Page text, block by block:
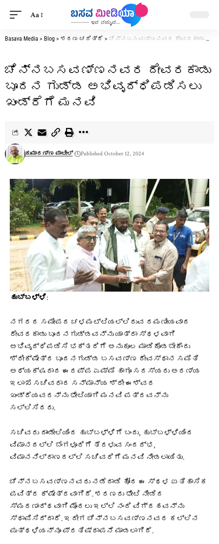
Aa
Basava Media > Blog > ಶರಣ ಚರಿತ್ರೆ > ಚೆನ್ನಬಸವಣ್ಣನವರ ದೇವರಕಾಡು ಬೂದನ ಗುಡ್ಡ ಅಭಿವೃದ್ಧಿಪಡಿಸಲು ಖಂಡ್ರೆಗೆ ಮನವಿ
ಚೆನ್ನಬಸವಣ್ಣನವರ ದೇವರಕಾಡು
ಬೂದನ ಗುಡ್ಡ ಅಭಿವೃದ್ಧಿಪಡಿಸಲು
ಖಂಡ್ರೆಗೆ ಮನವಿ
ಕುಮಾರಣ್ಣ ಪಾಟೀಲ್ Published October 12, 2024
ಹುಬ್ಬಳ್ಳಿ:
ನಗರದ ಸಮೀಪದ ಚಳಮಟ್ಟಿಯಲ್ಲಿರುವ ರಮಣೀಯವಾದ
ದೇವರಕಾಡು ಬೂದನಗುಡ್ಡವನ್ನು ಯಾತ್ರಾ ಸ್ಥಳವಾಗಿ
ಅಭಿವೃದ್ಧಿಪಡಿಸಿ ಭಕ್ತರಿಗೆ ಅನುಕೂಲ ಮಾಡಿಕೊಡಬೇಕೆಂದು
ಶ್ರೀಕ್ಷೇತ್ರ ಬೂದನಗುಡ್ಡ ಬಸವಣ್ಣ ದೇವಸ್ಥಾನ ಸಮಿತಿ
ಅಧ್ಯಕ್ಷರಾದ ಈರಪ್ಪ ಎಮ್ಮಿ ಹಾಗೂ ಸದಸ್ಯರು ಅರಣ್ಯ
ಇಲಾಖೆ ಸಚಿವರಾದ ಸನ್ಮಾನ್ಯ ಶ್ರೀ ಈಶ್ವರ
ಖಂಡ್ರೆಯವರನ್ನು ಭೇಟಿಯಾಗಿ ಮನವಿ‌ ಪತ್ರವನ್ನು
ಸಲ್ಲಿಸಿದರು.‌
ಸಚಿವರು ದಾಂಡೇಲಿಯಿಂದ ಹುಬ್ಬಳ್ಳಿಗೆ ಬಂದು, ಹುಬ್ಬಳ್ಳಿಯಿಂದ
ವಿಮಾನದಲ್ಲಿ ಬೆಂಗಳೂರಿಗೆ ತೆರಳುವ ಸಂದರ್ಭ,
ವಿಮಾನನಿಲ್ದಾಣದಲ್ಲಿ ಸಚಿವರಿಗೆ ಮನವಿ ನೀಡಲಾಯಿತು.
ಚೆನ್ನಬಸವಣ್ಣನವರು ನಡೆದಾಡಿ ಹೋದ ಈ ಸ್ಥಳ ಐತಿಹಾಸಿಕ
ಪವಿತ್ರ ಕ್ಷೇತ್ರವಾಗಿದೆ. ಶರಣರು ಭೇಟಿ ನೀಡಿದ
ಸ್ಮರಣಾರ್ಥವಾಗಿ ಮೊದಲು ಇಲ್ಲಿ ನಂದಿ ವಿಗ್ರಹವನ್ನು
ಸ್ಥಾಪಿಸಿದ್ದಾರೆ. ಇದೀಗ ಚೆನ್ನಬಸವಣ್ಣನವರ ಕಲ್ಲಿನ
ಪುತ್ಥಳಿಯನ್ನೂ ಪ್ರತಿಷ್ಠಾಪನೆ ಮಾಡಲಾಗಿದೆ.